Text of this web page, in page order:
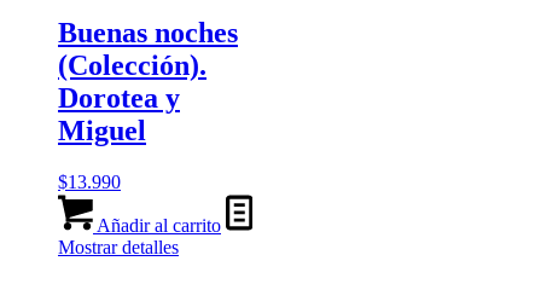
Buenas noches
(Colección).
Dorotea y
Miguel
$13.990
Añadir al carrito
Mostrar detalles